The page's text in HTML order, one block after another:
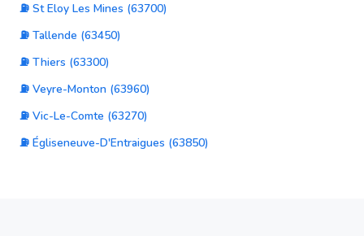
⛽ St Eloy Les Mines (63700)
⛽ Tallende (63450)
⛽ Thiers (63300)
⛽ Veyre-Monton (63960)
⛽ Vic-Le-Comte (63270)
⛽ Égliseneuve-D'Entraigues (63850)